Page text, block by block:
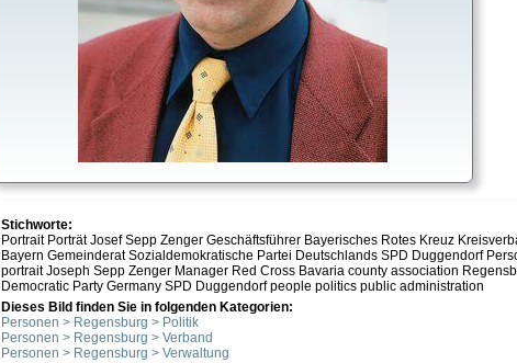
Stichworte:
Portrait Porträt Josef Sepp Zenger Geschäftsführer Bayerisches Rotes Kreuz
Bayern Gemeinderat Sozialdemokratische Partei Deutschlands SPD Duggendorf
portrait Joseph Sepp Zenger Manager Red Cross Bavaria county association
Democratic Party Germany SPD Duggendorf people politics public administration
Dieses Bild finden Sie in folgenden Kategorien:
Personen > Regensburg > Politik
Personen > Regensburg > Verband
Personen > Regensburg > Verwaltung